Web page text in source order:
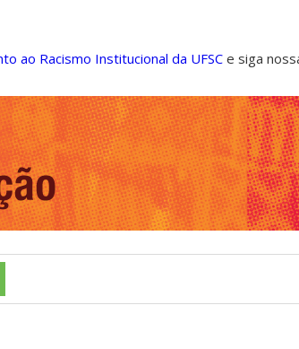
ao Racismo Institucional da UFSC e siga